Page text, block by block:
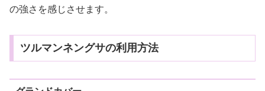
の強さを感じさせます。
ツルマンネングサの利用方法